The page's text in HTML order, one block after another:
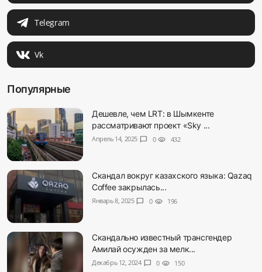
Telegram
Vk
Популярные
Дешевле, чем LRT: в Шымкенте
рассматривают проект «Sky ...
Апрель 14, 2025 chat_bubble 0 visibility 432
Скандал вокруг казахского языка: Qazaq
Coffee закрылась...
Январь 8, 2025 chat_bubble 0 visibility 196
Скандально известный трансгендер
Амилай осужден за мелк...
Декабрь 12, 2024 chat_bubble 0 visibility 150